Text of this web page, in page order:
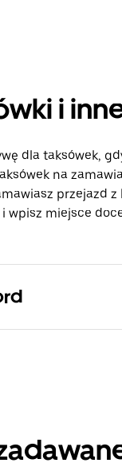
i
dla taksówek,
na
przejazd
wpisz miejsce